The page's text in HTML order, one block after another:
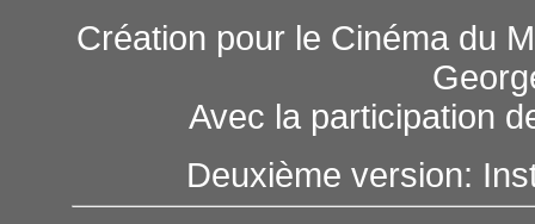
Création pour le Cinéma du
Avec la participation
Deuxième version: